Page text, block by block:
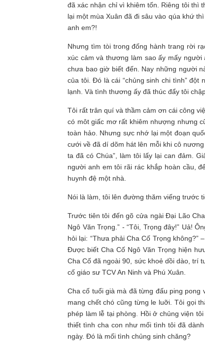
đã xác nhận chỉ vì khiêm tốn. Riêng tôi thì
lại một mùa Xuân đã đi sâu vào qúa khứ
anh em?!
Nhưng tìm tòi trong đống hành trang rời
xúc cảm và thương làm sao ấy mấy
chưa bao giờ biết đến. Nay những người
của tôi. Đó là cái “chủng sinh chi tình”
lạnh. Và tình thương ấy đã thúc đẩy tôi
Tôi rất trân quí và thầm cảm ơn cái công
có môt giấc mơ rất khiêm nhượng nhưng
toàn hảo. Nhưng sực nhớ lại một đoạn
cưới về đã dí dõm hát lên mỗi khi cô
ta đã có Chúa”, làm tôi lấy lại can đảm.
người anh em tôi rãi rác khắp hoàn cầu,
huynh đệ một nhà.
Nói là làm, tôi lên đường thăm viếng trước
Trước tiên tôi đến gõ cửa ngài Đại Lão
Ngô Văn Trọng.” - “Tôi, Trọng đây!” Uả!
hỏi lại: “Thưa phải Cha Cố Trọng không?”
Được biết Cha Cố Ngô Văn Trọng hiện
Cha Cố đã ngoài 90, sức khoẻ dồi dào, trí
cố giáo sư TCV An Ninh và Phú Xuân.
Cha cố tuổi già mà đã từng đấu ping pong
mang chết chó cũng từng le luỡi. Tôi gọi
phép làm lễ tại phòng. Hồi ở chủng viện
thiết tình cha con như mối tình tôi đã
ngày. Đó là mối tình chủng sinh chăng?